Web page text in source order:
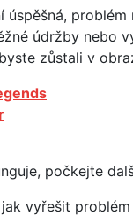
úspěšná,
údržby nebo
zůstali v
počkejte
vyřešit